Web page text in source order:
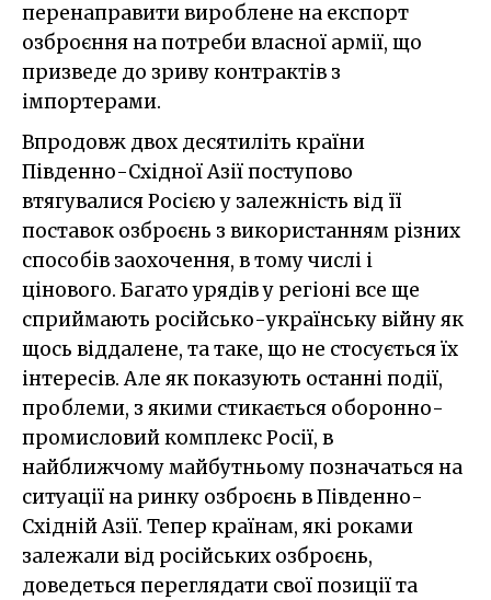
перенаправити вироблене на експорт
озброєння на потреби власної армії, що
призведе до зриву контрактів з
імпортерами.
Впродовж двох десятиліть країни
Південно-Східної Азії поступово
втягувалися Росією у залежність від її
поставок озброєнь з використанням різних
способів заохочення, в тому числі і
цінового. Багато урядів у регіоні все ще
сприймають російсько-українську війну як
щось віддалене, та таке, що не стосується їх
інтересів. Але як показують останні події,
проблеми, з якими стикається оборонно-
промисловий комплекс Росії, в
найближчому майбутньому позначаться на
ситуації на ринку озброєнь в Південно-
Східній Азії. Тепер країнам, які роками
залежали від російських озброєнь,
доведеться переглядати свої позиції та